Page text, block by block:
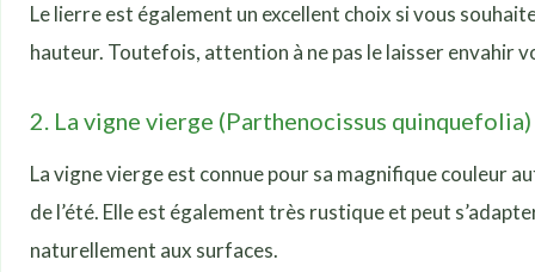
Le lierre est également un excellent choix si vous
hauteur. Toutefois, attention à ne pas le laisser envahir
2. La vigne vierge (Parthenocissus quinquefolia)
La vigne vierge est connue pour sa magnifique couleur
de l’été. Elle est également très rustique et peut
naturellement aux surfaces.